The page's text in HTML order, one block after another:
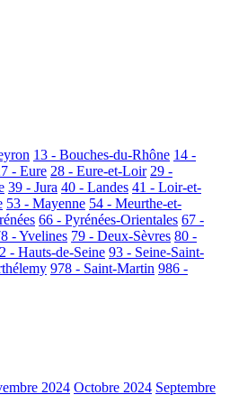
13 - Bouches-du-Rhône 14 -
- Eure 28 - Eure-et-Loir 29 -
39 - Jura 40 - Landes 41 - Loir-et-
53 - Mayenne 54 - Meurthe-et-
66 - Pyrénées-Orientales 67 -
- Yvelines 79 - Deux-Sèvres 80 -
- Hauts-de-Seine 93 - Seine-Saint-
978 - Saint-Martin 986 -
2024 Octobre 2024 Septembre